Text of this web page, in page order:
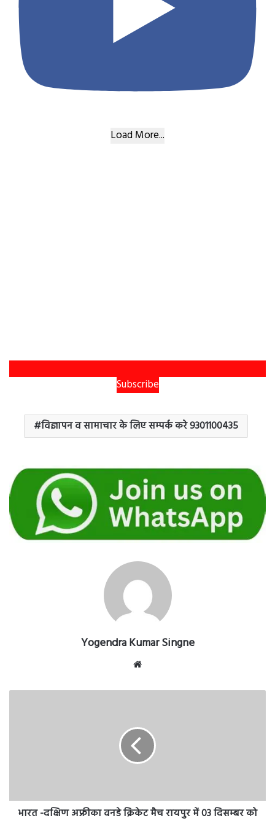
Load More...
Subscribe
विज्ञापन व सामाचार के लिए सम्पर्क करे 9301100435
Yogendra Kumar Singne
भारत
03
दिसम्बर
भारत -दक्षिण अफ्रीका वनडे क्रिकेट मैच रायपुर में 03 दिसम्बर को